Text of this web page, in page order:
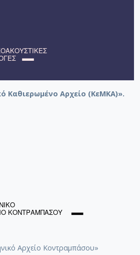
Καθιερωμένο Αρχείο (ΚεΜΚΑ)».
Αρχείο Κοντραμπάσου»